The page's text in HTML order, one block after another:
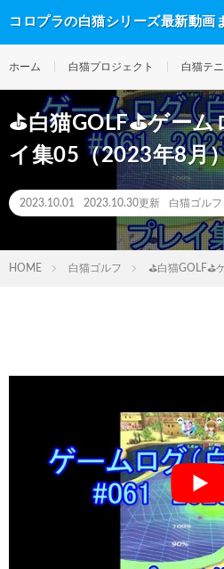
コロプラの白猫シリーズ最新動画
ホーム 白猫プロジェクト 白猫テ
⛳白猫GOLF⛳ゲー
イ集05（2023年8月
2023.10.01 2023.10.30更新 白猫ゴルフ
HOME 白猫ゴルフ ⛳白猫GOLF⛳